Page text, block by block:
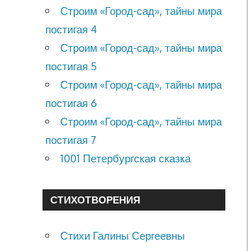
Строим «Город-сад», тайны мира
постигая 4
Строим «Город-сад», тайны мира
постигая 5
Строим «Город-сад», тайны мира
постигая 6
Строим «Город-сад», тайны мира
постигая 7
1001 Петербургская сказка
СТИХОТВОРЕНИЯ
Стихи Галины Сергеевны